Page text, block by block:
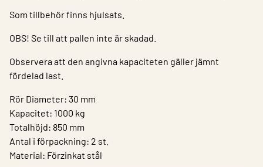
Som tillbehör finns hjulsats.
OBS! Se till att pallen inte är skadad.
Observera att den angivna kapaciteten gäller jämnt
fördelad last.
Rör Diameter: 30 mm
Kapacitet: 1000 kg
Totalhöjd: 850 mm
Antal i förpackning: 2 st.
Material: Förzinkat stål